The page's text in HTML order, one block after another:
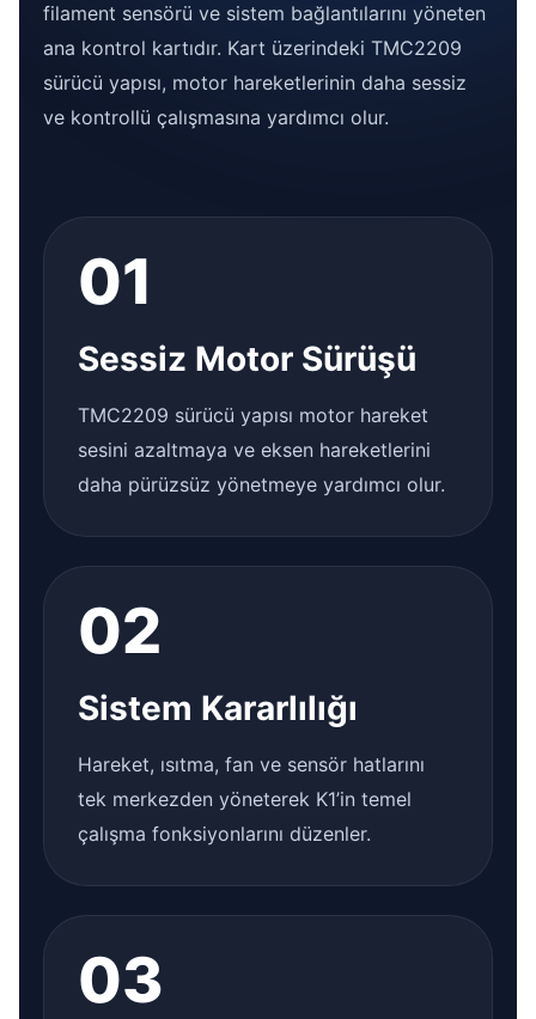
filament sensörü ve sistem bağlantılarını yöneten
ana kontrol kartıdır. Kart üzerindeki TMC2209
sürücü yapısı, motor hareketlerinin daha sessiz
ve kontrollü çalışmasına yardımcı olur.
01
Sessiz Motor Sürüşü
TMC2209 sürücü yapısı motor hareket
sesini azaltmaya ve eksen hareketlerini
daha pürüzsüz yönetmeye yardımcı olur.
02
Sistem Kararlılığı
Hareket, ısıtma, fan ve sensör hatlarını
tek merkezden yöneterek K1’in temel
çalışma fonksiyonlarını düzenler.
03